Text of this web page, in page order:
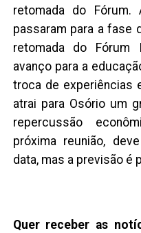
retomada do
passaram para a fase
retomada do Fórum
avanço para a
troca de experiências
atrai para Osório um
repercussão
próxima reunião,
data, mas a previsão é
Quer receber as